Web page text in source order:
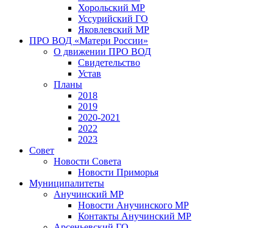
Хорольский МР
Уссурийский ГО
Яковлевский МР
ПРО ВОД «Матери России»
О движении ПРО ВОД
Свидетельство
Устав
Планы
2018
2019
2020-2021
2022
2023
Совет
Новости Совета
Новости Приморья
Муниципалитеты
Анучинский МР
Новости Анучинского МР
Контакты Анучинский МР